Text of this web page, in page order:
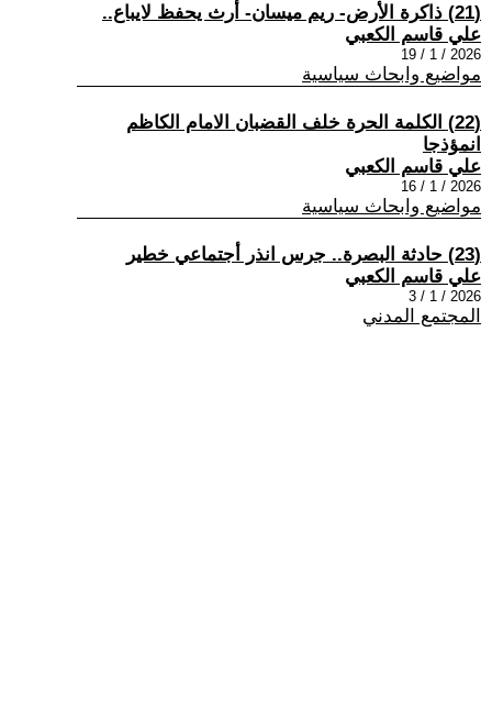
(21) ذاكرة الأرض- ريم ميسان- أرث يحفظ لايباع..
علي قاسم الكعبي
2026 / 1 / 19
مواضيع وابحاث سياسية
(22) الكلمة الحرة خلف القضبان الامام الكاظم
انمؤذجا
علي قاسم الكعبي
2026 / 1 / 16
مواضيع وابحاث سياسية
(23) حادثة البصرة.. جرس انذر أجتماعي خطير
علي قاسم الكعبي
2026 / 1 / 3
المجتمع المدني